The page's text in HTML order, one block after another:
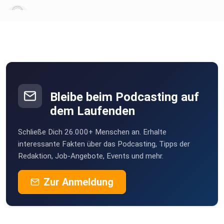
noch Hörerfragen.
Bleibe beim Podcasting auf
dem Laufenden
Schließe Dich 26.000+ Menschen an. Erhalte
interessante Fakten über das Podcasting, Tipps der
Redaktion, Job-Angebote, Events und mehr.
Zur Anmeldung